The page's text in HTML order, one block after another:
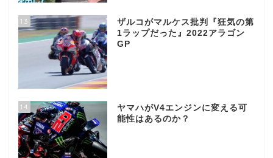
13
ザルコがマルケス批判『狂気の第
1ラップだった』2022アラゴン
GP
14
ヤマハがV4エンジンに変える可
能性はあるのか？